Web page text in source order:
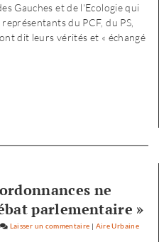
ma
campagne
n’est
Gauches et de l'Ecologie qui
du PCF, du PS,
dit leurs vérités et « échangé
ne
parlementaire »
Laisser un commentaire on
| Aire Urbaine